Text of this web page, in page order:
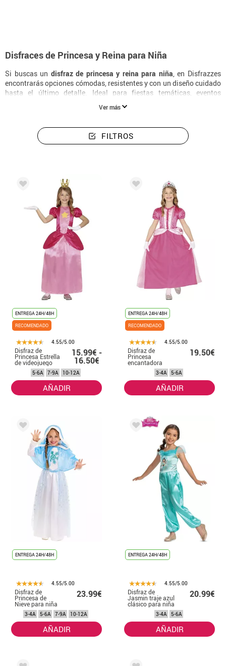
Disfraces de Princesa y Reina para Niña
Si buscas un disfraz de princesa y reina para niña, en Disfrazzes
encontrarás opciones cómodas, resistentes y con un diseño cuidado
hasta el último detalle. Ideal para fiestas temáticas, eventos
Ver más
FILTROS
ENTREGA 24H/48H
RECOMENDADO
4.55/5.00
Disfraz de
Princesa Estrella
de videojuego
para niña
15.99€ -
16.50€
5-6A 7-9A 10-12A
AÑADIR
ENTREGA 24H/48H
RECOMENDADO
4.55/5.00
Disfraz de
Princesa
encantadora
rosa para niña
19.50€
3-4A 5-6A
AÑADIR
ENTREGA 24H/48H
4.55/5.00
Disfraz de
Princesa de
Nieve para niña
23.99€
3-4A 5-6A 7-9A 10-12A
AÑADIR
ENTREGA 24H/48H
4.55/5.00
Disfraz de
Jasmin traje azul
clásico para niña
20.99€
3-4A 5-6A
AÑADIR